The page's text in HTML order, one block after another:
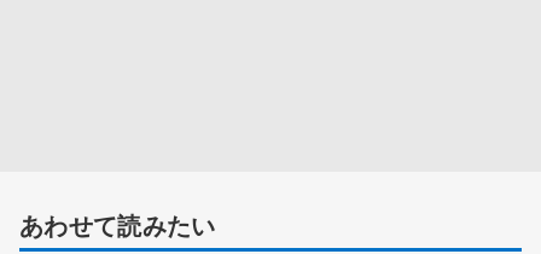
あわせて読みたい